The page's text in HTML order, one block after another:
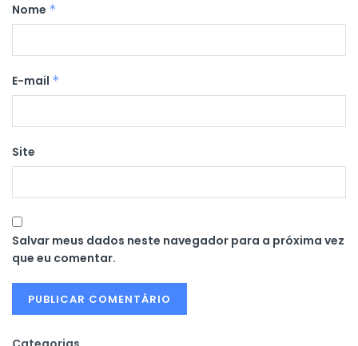
Nome *
E-mail *
Site
Salvar meus dados neste navegador para a próxima vez
que eu comentar.